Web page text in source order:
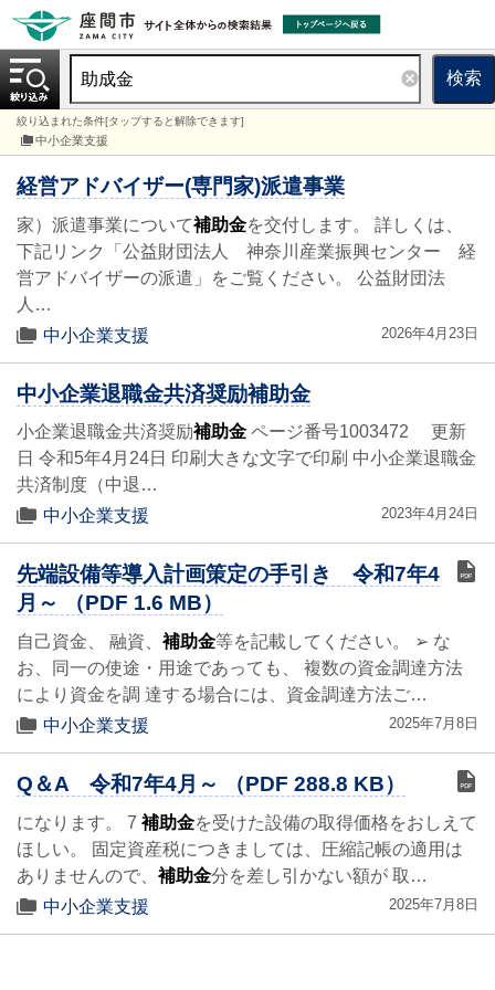
検索
絞り込まれた条件[タップすると解除できます]
中小企業支援
経営アドバイザー(専門家)派遣事業
家）派遣事業について補助金を交付します。 詳しくは、
下記リンク「公益財団法人 神奈川産業振興センター 経
営アドバイザーの派遣」をご覧ください。 公益財団法
人…
中小企業支援
2026年4月23日
中小企業退職金共済奨励補助金
小企業退職金共済奨励補助金 ページ番号1003472 更新
日 令和5年4月24日 印刷大きな文字で印刷 中小企業退職金
共済制度（中退…
中小企業支援
2023年4月24日
先端設備等導入計画策定の手引き 令和7年4
月～ （PDF 1.6 MB）
自己資金、 融資、 補助金等を記載してください。 ➢ な
お、同一の使途・用途であっても、 複数の資金調達方法
により資金を調 達する場合には、資金調達方法ご…
中小企業支援
2025年7月8日
Q＆A 令和7年4月～ （PDF 288.8 KB）
になります。 7 補助金を受けた設備の取得価格をおしえて
ほしい。 固定資産税につきましては、圧縮記帳の適用は
ありませんので、 補助金分を差し引かない額が 取…
中小企業支援
2025年7月8日